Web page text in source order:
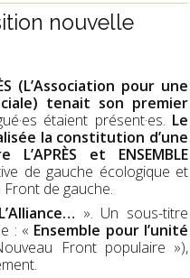
nouvelle
(L’Association pour une
tenait son premier
étaient présent·es. Le
la constitution d’une
et ENSEMBLE
de gauche écologique et
de gauche.
L’Alliance… ». Un sous-titre
: « Ensemble pour l’unité
Front populaire »),